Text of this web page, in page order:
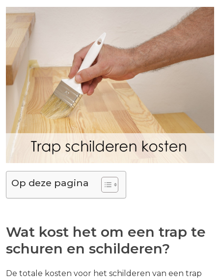
Op deze pagina
Wat kost het om een trap te
schuren en schilderen?
De totale kosten voor het schilderen van een trap